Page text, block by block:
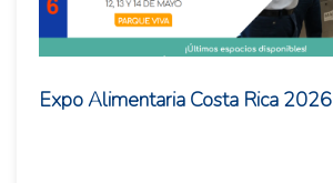
Expo Alimentaria Costa Rica 2026